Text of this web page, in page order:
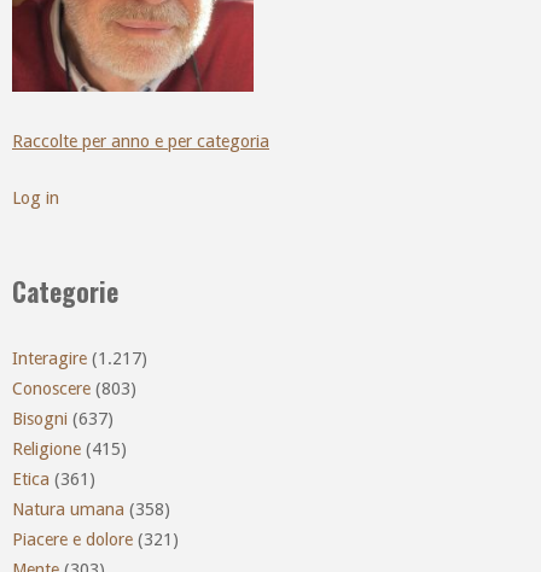
Raccolte per anno e per categoria
Log in
Categorie
Interagire (1.217)
Conoscere (803)
Bisogni (637)
Religione (415)
Etica (361)
Natura umana (358)
Piacere e dolore (321)